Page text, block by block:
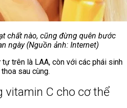
chất nào, cũng đừng quên bước
ngày (Nguồn ảnh: Internet)
trên là LAA, còn với các phái sinh
sau cùng.
vitamin C cho cơ thể